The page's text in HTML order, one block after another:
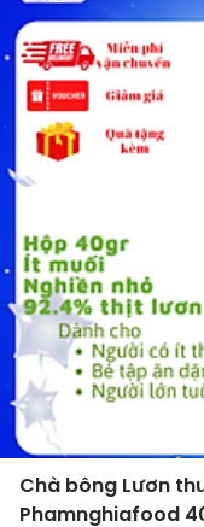
Chà bông Lươn
Phamnghiafood